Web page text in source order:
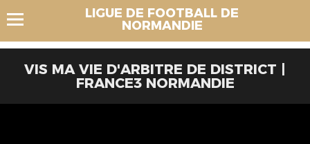
LIGUE DE FOOTBALL DE
NORMANDIE
VIS MA VIE D'ARBITRE DE DISTRICT |
FRANCE3 NORMANDIE